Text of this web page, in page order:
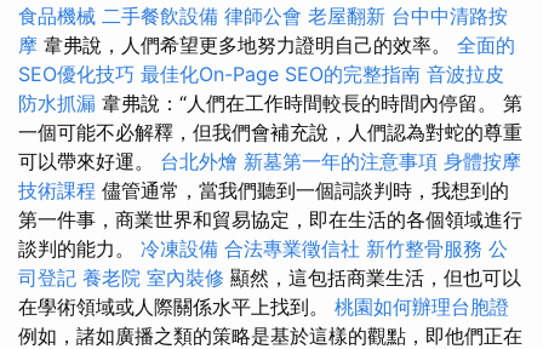
食品機械 二手餐飲設備 律師公會 老屋翻新 台中中清路按
摩 韋弗說，人們希望更多地努力證明自己的效率。 全面的
SEO優化技巧 最佳化On-Page SEO的完整指南 音波拉皮
防水抓漏 韋弗說：“人們在工作時間較長的時間內停留。 第
一個可能不必解釋，但我們會補充說，人們認為對蛇的尊重
可以帶來好運。 台北外燴 新墓第一年的注意事項 身體按摩
技術課程 儘管通常，當我們聽到一個詞談判時，我想到的
第一件事，商業世界和貿易協定，即在生活的各個領域進行
談判的能力。 冷凍設備 合法專業徵信社 新竹整骨服務 公
司登記 養老院 室內裝修 顯然，這包括商業生活，但也可以
在學術領域或人際關係水平上找到。 桃園如何辦理台胞證
例如，諸如廣播之類的策略是基於這樣的觀點，即他們正在